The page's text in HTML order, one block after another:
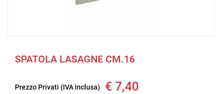
SPATOLA LASAGNE CM.16
Prezzo Privati (IVA inclusa) € 7,40